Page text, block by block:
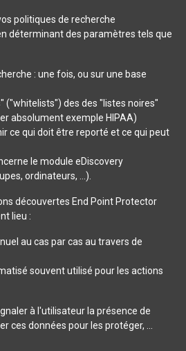
politiques de recherche
déterminant des paramètres tels que
: une fois, ou sur une base
("whitelists") des des "listes noires"
absolument exemple HIPAA)
ce qui doit être reporté et ce qui peut
le module eDiscovery
ordinateurs, ...).
découvertes End Point Protector
lieu :
au cas par cas au travers de
souvent utilisé pour les actions
à l'utilisateur la présence de
ces données pour les protéger, ...